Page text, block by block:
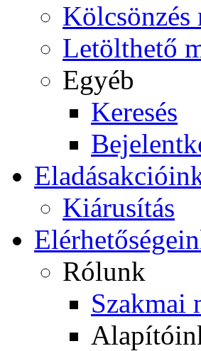
Kölcsönzés
Letölthető
Egyéb
Keresés
Eladás
Kiárusítás
Rólunk
Szakmai